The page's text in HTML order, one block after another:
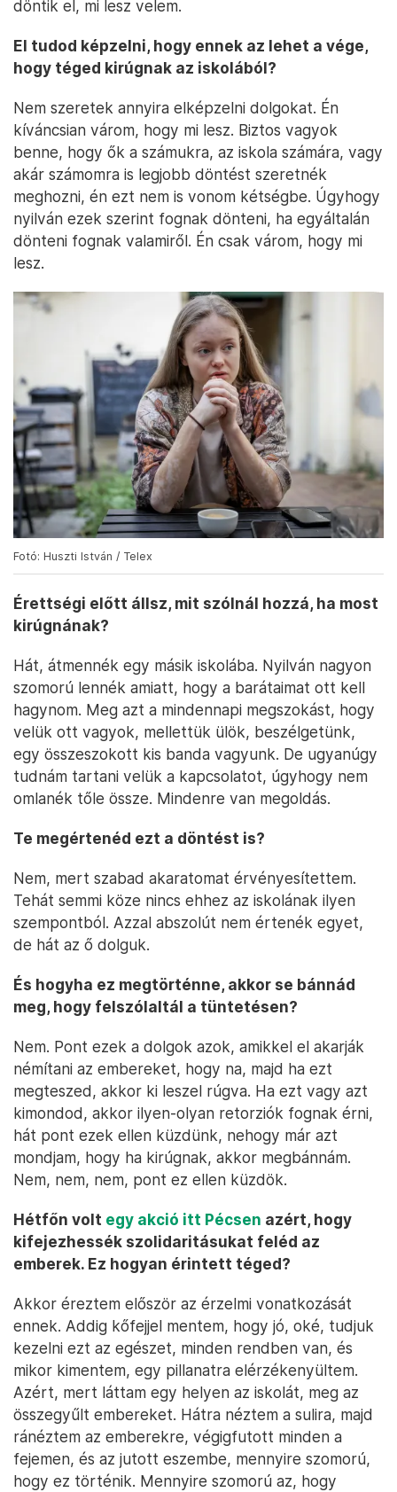
döntik el, mi lesz velem.
El tudod képzelni, hogy ennek az lehet a vége,
hogy téged kirúgnak az iskolából?
Nem szeretek annyira elképzelni dolgokat. Én
kíváncsian várom, hogy mi lesz. Biztos vagyok
benne, hogy ők a számukra, az iskola számára, vagy
akár számomra is legjobb döntést szeretnék
meghozni, én ezt nem is vonom kétségbe. Úgyhogy
nyilván ezek szerint fognak dönteni, ha egyáltalán
dönteni fognak valamiről. Én csak várom, hogy mi
lesz.
Fotó: Huszti István / Telex
Érettségi előtt állsz, mit szólnál hozzá, ha most
kirúgnának?
Hát, átmennék egy másik iskolába. Nyilván nagyon
szomorú lennék amiatt, hogy a barátaimat ott kell
hagynom. Meg azt a mindennapi megszokást, hogy
velük ott vagyok, mellettük ülök, beszélgetünk,
egy összeszokott kis banda vagyunk. De ugyanúgy
tudnám tartani velük a kapcsolatot, úgyhogy nem
omlanék tőle össze. Mindenre van megoldás.
Te megértenéd ezt a döntést is?
Nem, mert szabad akaratomat érvényesítettem.
Tehát semmi köze nincs ehhez az iskolának ilyen
szempontból. Azzal abszolút nem értenék egyet,
de hát az ő dolguk.
És hogyha ez megtörténne, akkor se bánnád
meg, hogy felszólaltál a tüntetésen?
Nem. Pont ezek a dolgok azok, amikkel el akarják
némítani az embereket, hogy na, majd ha ezt
megteszed, akkor ki leszel rúgva. Ha ezt vagy azt
kimondod, akkor ilyen-olyan retorziók fognak érni,
hát pont ezek ellen küzdünk, nehogy már azt
mondjam, hogy ha kirúgnak, akkor megbánnám.
Nem, nem, nem, pont ez ellen küzdök.
Hétfőn volt egy akció itt Pécsen azért, hogy
kifejezhessék szolidaritásukat feléd az
emberek. Ez hogyan érintett téged?
Akkor éreztem először az érzelmi vonatkozását
ennek. Addig kőfejjel mentem, hogy jó, oké, tudjuk
kezelni ezt az egészet, minden rendben van, és
mikor kimentem, egy pillanatra elérzékenyültem.
Azért, mert láttam egy helyen az iskolát, meg az
összegyűlt embereket. Hátra néztem a sulira, majd
ránéztem az emberekre, végigfutott minden a
fejemen, és az jutott eszembe, mennyire szomorú,
hogy ez történik. Mennyire szomorú az, hogy